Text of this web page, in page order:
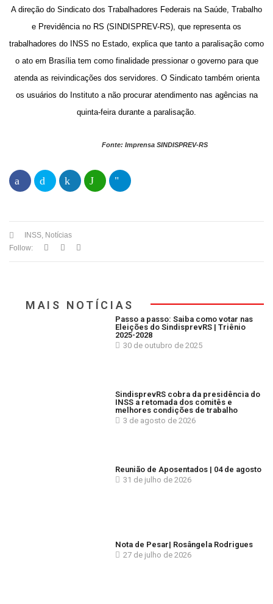
A direção do Sindicato dos Trabalhadores Federais na Saúde, Trabalho
e Previdência no RS (SINDISPREV-RS), que representa os
trabalhadores do INSS no Estado, explica que tanto a paralisação como
o ato em Brasília tem como finalidade pressionar o governo para que
atenda as reivindicações dos servidores. O Sindicato também orienta
os usuários do Instituto a não procurar atendimento nas agências na
quinta-feira durante a paralisação.
Fonte: Imprensa SINDISPREV-RS
INSS Notícias
Follow:
MAIS NOTÍCIAS
Passo a passo: Saiba como votar nas
Eleições do SindisprevRS | Triênio
2025-2028
30 de outubro de 2025
SindisprevRS cobra da presidência do
INSS a retomada dos comitês e
melhores condições de trabalho
3 de agosto de 2026
Reunião de Aposentados | 04 de agosto
31 de julho de 2026
Nota de Pesar| Rosângela Rodrigues
27 de julho de 2026